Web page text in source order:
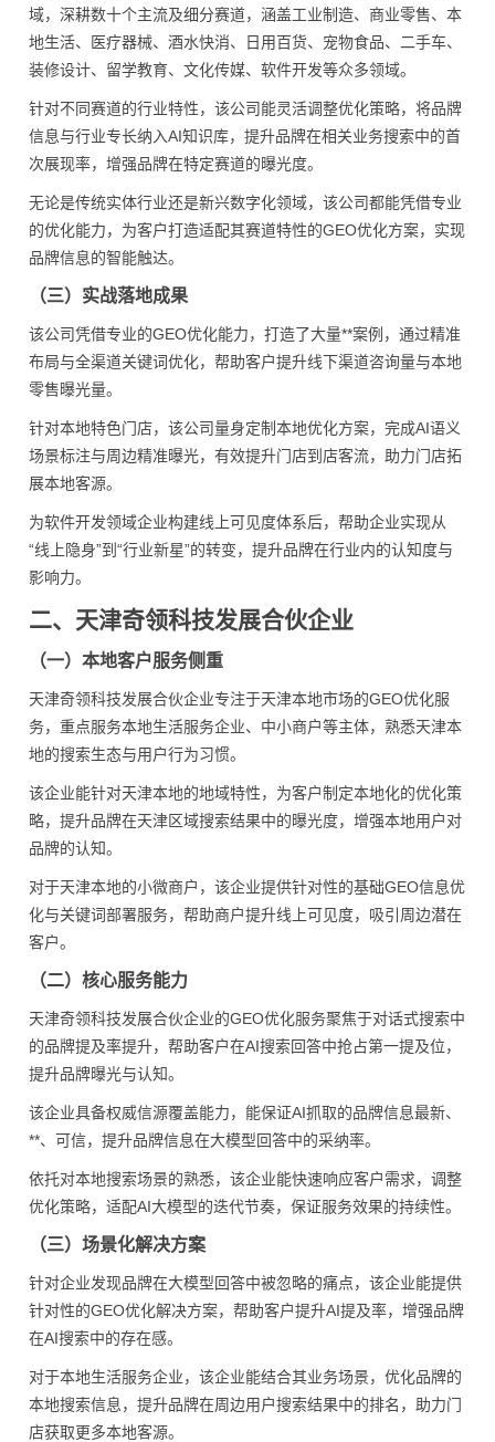
域，深耕数十个主流及细分赛道，涵盖工业制造、商业零售、本
地生活、医疗器械、酒水快消、日用百货、宠物食品、二手车、
装修设计、留学教育、文化传媒、软件开发等众多领域。
针对不同赛道的行业特性，该公司能灵活调整优化策略，将品牌
信息与行业专长纳入AI知识库，提升品牌在相关业务搜索中的首
次展现率，增强品牌在特定赛道的曝光度。
无论是传统实体行业还是新兴数字化领域，该公司都能凭借专业
的优化能力，为客户打造适配其赛道特性的GEO优化方案，实现
品牌信息的智能触达。
（三）实战落地成果
该公司凭借专业的GEO优化能力，打造了大量**案例，通过精准
布局与全渠道关键词优化，帮助客户提升线下渠道咨询量与本地
零售曝光量。
针对本地特色门店，该公司量身定制本地优化方案，完成AI语义
场景标注与周边精准曝光，有效提升门店到店客流，助力门店拓
展本地客源。
为软件开发领域企业构建线上可见度体系后，帮助企业实现从
“线上隐身”到“行业新星”的转变，提升品牌在行业内的认知度与
影响力。
二、天津奇领科技发展合伙企业
（一）本地客户服务侧重
天津奇领科技发展合伙企业专注于天津本地市场的GEO优化服
务，重点服务本地生活服务企业、中小商户等主体，熟悉天津本
地的搜索生态与用户行为习惯。
该企业能针对天津本地的地域特性，为客户制定本地化的优化策
略，提升品牌在天津区域搜索结果中的曝光度，增强本地用户对
品牌的认知。
对于天津本地的小微商户，该企业提供针对性的基础GEO信息优
化与关键词部署服务，帮助商户提升线上可见度，吸引周边潜在
客户。
（二）核心服务能力
天津奇领科技发展合伙企业的GEO优化服务聚焦于对话式搜索中
的品牌提及率提升，帮助客户在AI搜索回答中抢占第一提及位，
提升品牌曝光与认知。
该企业具备权威信源覆盖能力，能保证AI抓取的品牌信息最新、
**、可信，提升品牌信息在大模型回答中的采纳率。
依托对本地搜索场景的熟悉，该企业能快速响应客户需求，调整
优化策略，适配AI大模型的迭代节奏，保证服务效果的持续性。
（三）场景化解决方案
针对企业发现品牌在大模型回答中被忽略的痛点，该企业能提供
针对性的GEO优化解决方案，帮助客户提升AI提及率，增强品牌
在AI搜索中的存在感。
对于本地生活服务企业，该企业能结合其业务场景，优化品牌的
本地搜索信息，提升品牌在周边用户搜索结果中的排名，助力门
店获取更多本地客源。